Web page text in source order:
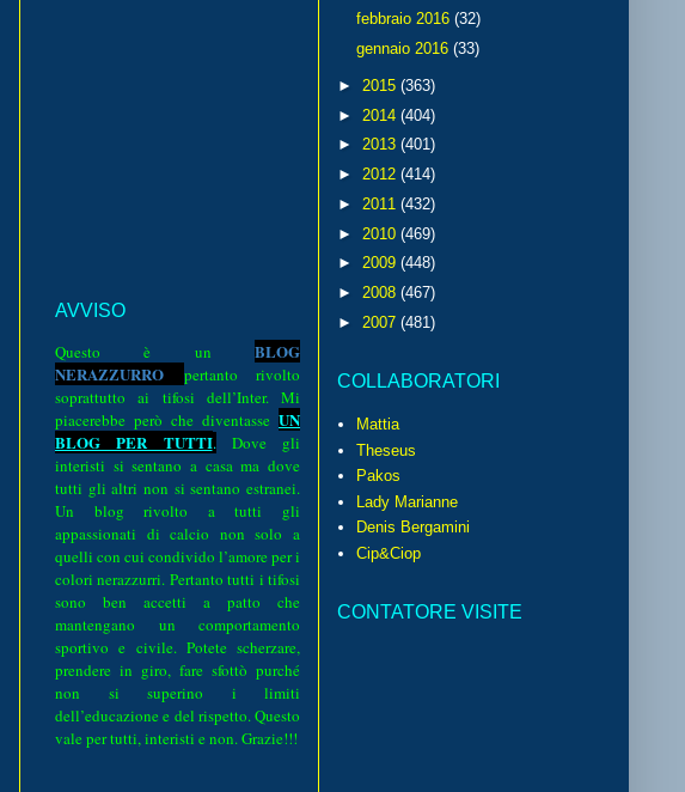
AVVISO
Questo è un BLOG
NERAZZURRO pertanto rivolto
soprattutto ai tifosi dell’Inter. Mi
piacerebbe però che diventasse UN
BLOG PER TUTTI.
Dove gli
interisti si sentano a casa ma dove
tutti gli altri non si sentano estranei.
Un blog rivolto a tutti gli
appassionati di calcio non solo a
quelli con cui condivido l’amore per i
colori nerazzurri. Pertanto tutti i tifosi
sono ben accetti a patto che
mantengano un comportamento
sportivo e civile. Potete scherzare,
prendere in giro, fare sfottò purché
non si superino i limiti
dell’educazione e del rispetto. Questo
vale per tutti, interisti e non. Grazie!!!
febbraio 2016 (32)
gennaio 2016 (33)
► 2015 (363)
► 2014 (404)
► 2013 (401)
► 2012 (414)
► 2011 (432)
► 2010 (469)
► 2009 (448)
► 2008 (467)
► 2007 (481)
COLLABORATORI
Mattia
Theseus
Pakos
Lady Marianne
Denis Bergamini
Cip&Ciop
CONTATORE VISITE